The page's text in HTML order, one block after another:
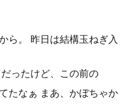
ら。 昨日は結構玉ねぎ入
ったけど、この前の
たなぁ まあ、かぼちゃか